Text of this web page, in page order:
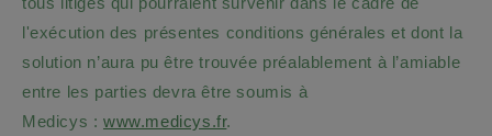
l'exécution des présentes conditions générales et dont la
solution n’aura pu être trouvée préalablement à l’amiable
entre les parties devra être soumis à
Medicys : www.medicys.fr.